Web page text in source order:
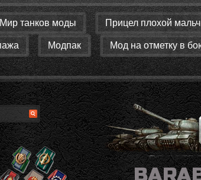
Мир танков моды Прицел плохой
Модпак Мод на отметку в